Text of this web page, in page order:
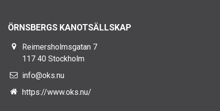
ÖRNSBERGS KANOTSÄLLSKAP
Reimersholmsgatan 7
117 40 Stockholm
info@oks.nu
https://www.oks.nu/